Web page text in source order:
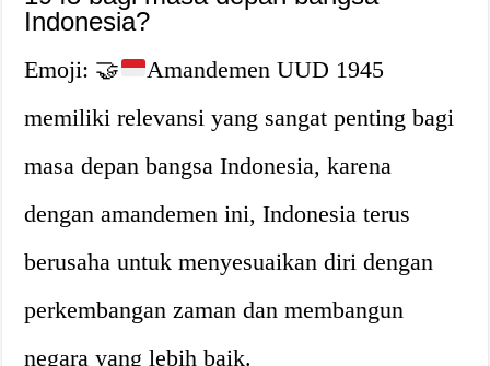
Indonesia?
Emoji: 🤝
Amandemen UUD 1945
memiliki relevansi yang sangat penting bagi
masa depan bangsa Indonesia, karena
dengan amandemen ini, Indonesia terus
berusaha untuk menyesuaikan diri dengan
perkembangan zaman dan membangun
negara yang lebih baik.